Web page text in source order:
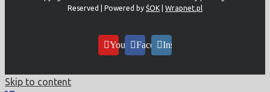
Reserved | Powered by ŚOK Wrapnet.pl
YouTubeFacebookInstagram
Skip to content